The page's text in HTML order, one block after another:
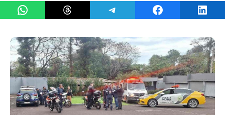
Share on WhatsAppShare on ThreadsShare on TelegramShare on Facebook